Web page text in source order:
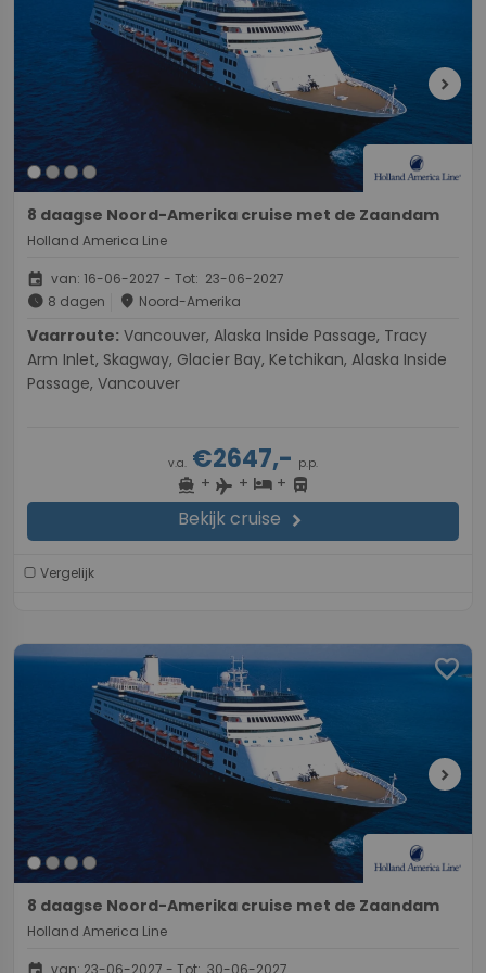
chevron_right
8 daagse Noord-Amerika cruise met de Zaandam
Holland America Line
event van: 16-06-2027 - Tot: 23-06-2027
schedule 8 dagen place Noord-Amerika
Vaarroute:
Arm Inlet, Skagway, Glacier Bay, Ketchikan, Alaska Inside
Passage, Vancouver
v.a. €2647,- p.p.
directions_boat + flight + hotel+ directions_bus
Bekijk cruise chevron_right
Vergelijk
favorite
chevron_right
8 daagse Noord-Amerika cruise met de Zaandam
Holland America Line
event van: 23-06-2027 - Tot: 30-06-2027